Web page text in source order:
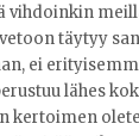
vihdoinkin
täytyy
ei
lähes
kertoimen